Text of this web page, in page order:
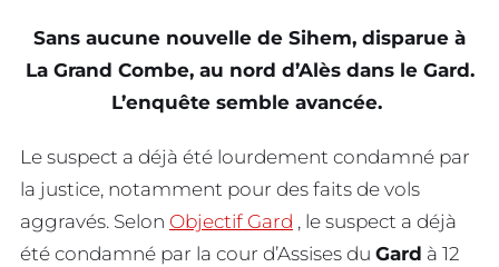
Sans aucune nouvelle de Sihem, disparue à
La Grand Combe, au nord d’Alès dans le Gard.
L’enquête semble avancée.
Le suspect a déjà été lourdement condamné par
la justice, notamment pour des faits de vols
aggravés. Selon Objectif Gard , le suspect a déjà
été condamné par la cour d’Assises du Gard à 12